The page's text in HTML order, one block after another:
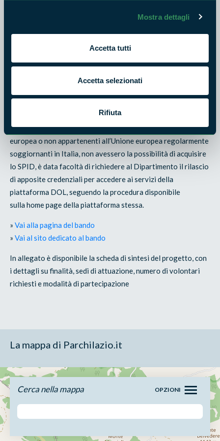
Mostra dettagli
Accetta tutti
Accetta selezionati
Rifiuta
1 - I cittadini italiani residenti in Italia o all’estero possono
il documento d’identità dei cittadini italiani che permette
servizi online delle Pubbliche Amministrazioni sia in Italia che
nei Paesi dell’Unione Europea. Per la presentazione della
Domanda on-line di Servizio civile occorrono credenziali CIE
2 - Qualora i cittadini di Paesi appartenenti all’Unione
europea o non appartenenti all’Unione europea regolarmente
soggiornanti in Italia, non avessero la possibilità di acquisire
lo SPID, è data facoltà di richiedere al Dipartimento il rilascio
di apposite credenziali per accedere ai servizi della
piattaforma DOL, seguendo la procedura disponibile
sulla home page della piattaforma stessa.
» Vai alla pagina del bando
» Vai al sito dedicato al bando
In allegato è disponibile la scheda di sintesi del progetto, con
i dettagli su finalità, sedi di attuazione, numero di volontari
richiesti e modalità di partecipazione
La mappa di Parchilazio.it
Cerca nella mappa OPZIONI